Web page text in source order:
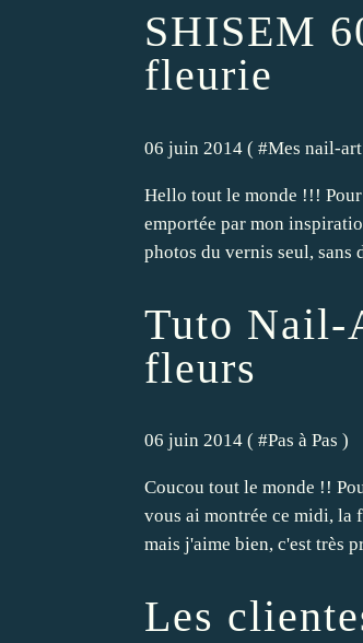
SHISEM
fleurie
06 juin 2014 ( #Mes nail-
Hello tout le monde !!!
emportée par mon
photos du vernis seul, sans
Tuto Nail-
fleurs
06 juin 2014 ( #Pas à Pas )
Coucou tout le monde !!
vous ai montrée ce midi, la
mais j'aime bien, c'est très
Les